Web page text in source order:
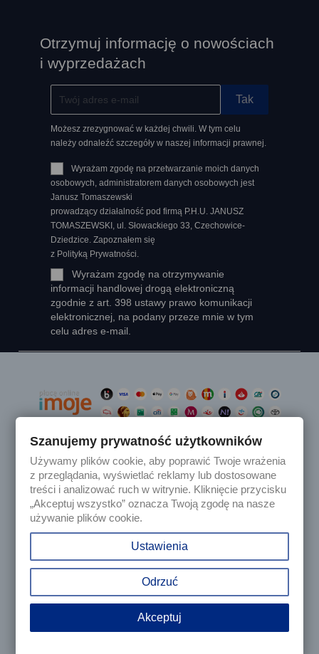
Otrzymuj informację o nowościach
i wyprzedażach
Możesz zrezygnować w każdej chwili. W tym celu
należy odnaleźć szczegóły w naszej informacji prawnej.
Wyrażam zgodę na przetwarzanie moich danych
osobowych, administratorem danych osobowych jest
Janusz Tomaszewski
prowadzący działalność pod firmą P.H.U. JANUSZ
TOMASZEWSKI, ul. Słowackiego 33, Czechowice-
Dziedzice. Zapoznałem się
z Polityką Prywatności.
Wyrażam zgodę na otrzymywanie
informacji handlowej drogą elektroniczną
zgodnie z art. 398 ustawy prawo komunikacji
elektronicznej, na podany przeze mnie w tym
celu adres e-mail.
Produkty 
Nasza firma 
© 2025 - Sklep internetowy Tomczesci.pl. Wszelkie prawa
Szanujemy prywatność użytkowników
Używamy plików cookie, aby poprawić Twoje wrażenia
z przeglądania, wyświetlać reklamy lub dostosowane
treści i analizować ruch w witrynie. Kliknięcie przycisku
„Akceptuj wszystko” oznacza Twoją zgodę na nasze
używanie plików cookie.
Ustawienia
Odrzuć
Akceptuj